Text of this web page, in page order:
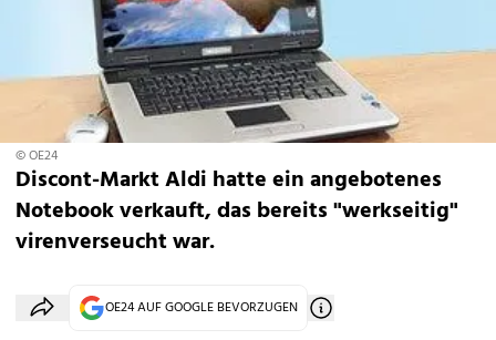
© OE24
Discont-Markt Aldi hatte ein angebotenes
Notebook verkauft, das bereits "werkseitig"
virenverseucht war.
OE24 AUF GOOGLE BEVORZUGEN